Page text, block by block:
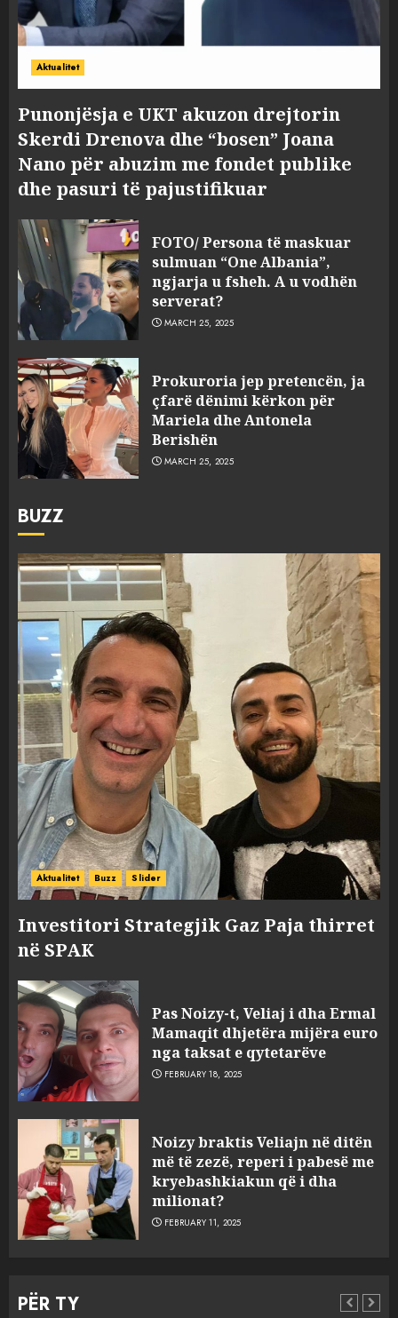
Aktualitet
Punonjësja e UKT akuzon drejtorin
Skerdi Drenova dhe “bosen” Joana
Nano për abuzim me fondet publike
dhe pasuri të pajustifikuar
FOTO/ Persona të maskuar
sulmuan “One Albania”,
ngjarja u fsheh. A u vodhën
serverat?
MARCH 25, 2025
Prokuroria jep pretencën, ja
çfarë dënimi kërkon për
Mariela dhe Antonela
Berishën
MARCH 25, 2025
BUZZ
Aktualitet Buzz Slider
Investitori Strategjik Gaz Paja thirret
në SPAK
Pas Noizy-t, Veliaj i dha Ermal
Mamaqit dhjetëra mijëra euro
nga taksat e qytetarëve
FEBRUARY 18, 2025
Noizy braktis Veliajn në ditën
më të zezë, reperi i pabesë me
kryebashkiakun që i dha
milionat?
FEBRUARY 11, 2025
PËR TY
3
sulmuan “One Albania”,
ngjarja u fsheh. A u vodhën
serverat?
MARCH 25, 2025